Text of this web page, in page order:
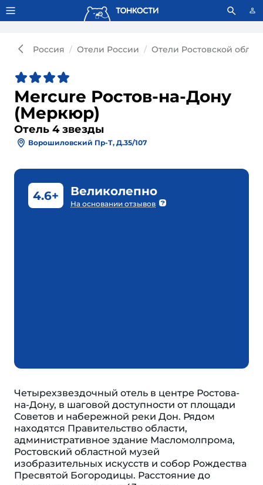
Тонкости используют сookie-файлы. Что это значит?
Россия Отели России Отели Ростовской
Mercure Ростов-на-Дону
(Меркюр)
Отель 4 звезды
Ворошиловский Пр-Т, Д.35/107
4.6+ Великолепно
На основании отзывов
Четырехзвездочный отель в центре Ростова-
на-Дону, в шаговой доступности от площади
Советов и набережной реки Дон. Рядом
находятся Правительство области,
административное здание Масломолпрома,
Ростовский областной музей
изобразительных искусств и собор Рождества
Пресвятой Богородицы. Расстояние до